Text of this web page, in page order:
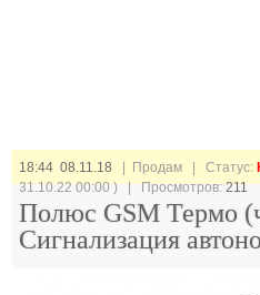
18:44 08.11.18 | Продам | Статус:
31.10.22 00:00 ) | Просмотров:211
Полюс GSM Термо
Сигнализация